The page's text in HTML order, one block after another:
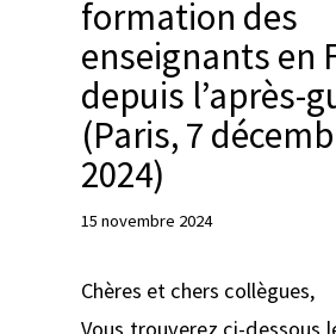
formation des
enseignants en
depuis l’après-
(Paris, 7
2024)
15 novembre 2024
Chères et chers collègues,
Vous trouverez ci-dessous